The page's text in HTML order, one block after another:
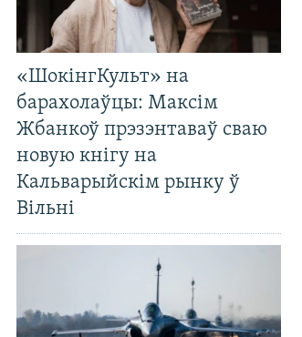
«ШокінгКульт» на
барахолаўцы: Максім
Жбанкоў прэзэнтаваў сваю
новую кнігу на
Кальварыйскім рынку ў
Вільні